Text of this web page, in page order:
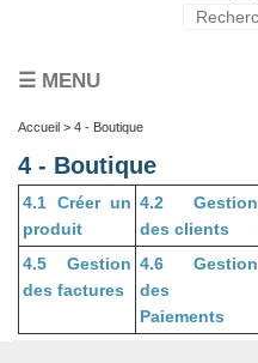
☰ MENU
Accueil > 4 - Boutique
4 - Boutique
4.1 Créer un
produit
4.2 Gestion
des clients
4.5 Gestion
des factures
4.6 Gestion
des
Paiements